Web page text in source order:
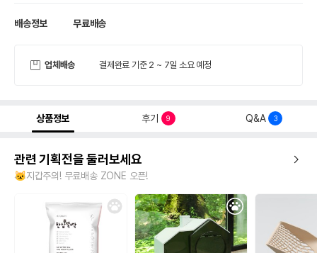
배송정보 무료배송
업체배송 결제완료 기준 2 ~ 7일 소요 예정
상품정보 후기 9 Q&A 3
관련 기획전을 둘러보세요
🐱지갑주의! 무료배송 ZONE 오픈!